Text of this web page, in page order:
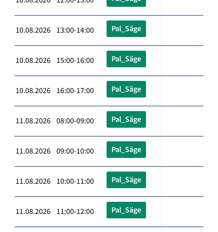
10.08.2026 13:00-14:00 Pal_Säge
10.08.2026 15:00-16:00 Pal_Säge
10.08.2026 16:00-17:00 Pal_Säge
11.08.2026 08:00-09:00 Pal_Säge
11.08.2026 09:00-10:00 Pal_Säge
11.08.2026 10:00-11:00 Pal_Säge
11.08.2026 11:00-12:00 Pal_Säge